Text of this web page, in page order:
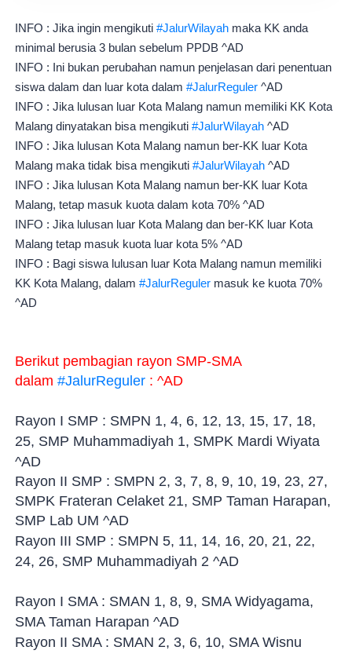
INFO : Jika ingin mengikuti#JalurWilayah maka KK anda
minimal berusia 3 bulan sebelum PPDB ^AD
INFO : Ini bukan perubahan namun penjelasan dari penentuan
siswa dalam dan luar kota dalam#JalurReguler ^AD
INFO : Jika lulusan luar Kota Malang namun memiliki KK Kota
Malang dinyatakan bisa mengikuti#JalurWilayah ^AD
INFO : Jika lulusan Kota Malang namun ber-KK luar Kota
Malang maka tidak bisa mengikuti#JalurWilayah ^AD
INFO : Jika lulusan Kota Malang namun ber-KK luar Kota
Malang, tetap masuk kuota dalam kota 70% ^AD
INFO : Jika lulusan luar Kota Malang dan ber-KK luar Kota
Malang tetap masuk kuota luar kota 5% ^AD
INFO : Bagi siswa lulusan luar Kota Malang namun memiliki
KK Kota Malang, dalam#JalurReguler masuk ke kuota 70%
^AD
Berikut pembagian rayon SMP-SMA
dalam#JalurReguler : ^AD
Rayon I SMP : SMPN 1, 4, 6, 12, 13, 15, 17, 18,
25, SMP Muhammadiyah 1, SMPK Mardi Wiyata
^AD
Rayon II SMP : SMPN 2, 3, 7, 8, 9, 10, 19, 23, 27,
SMPK Frateran Celaket 21, SMP Taman Harapan,
SMP Lab UM ^AD
Rayon III SMP : SMPN 5, 11, 14, 16, 20, 21, 22,
24, 26, SMP Muhammadiyah 2 ^AD
Rayon I SMA : SMAN 1, 8, 9, SMA Widyagama,
SMA Taman Harapan ^AD
Rayon II SMA : SMAN 2, 3, 6, 10, SMA Wisnu